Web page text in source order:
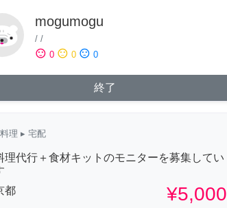
mogumogu
/ /
sentiment_satisfied 0 sentiment_neutral 0 sentiment_dissatisfied 0
終了
料理 ▸ 宅配
理代行＋食材キットのモニターを募集してい
都
¥5,000